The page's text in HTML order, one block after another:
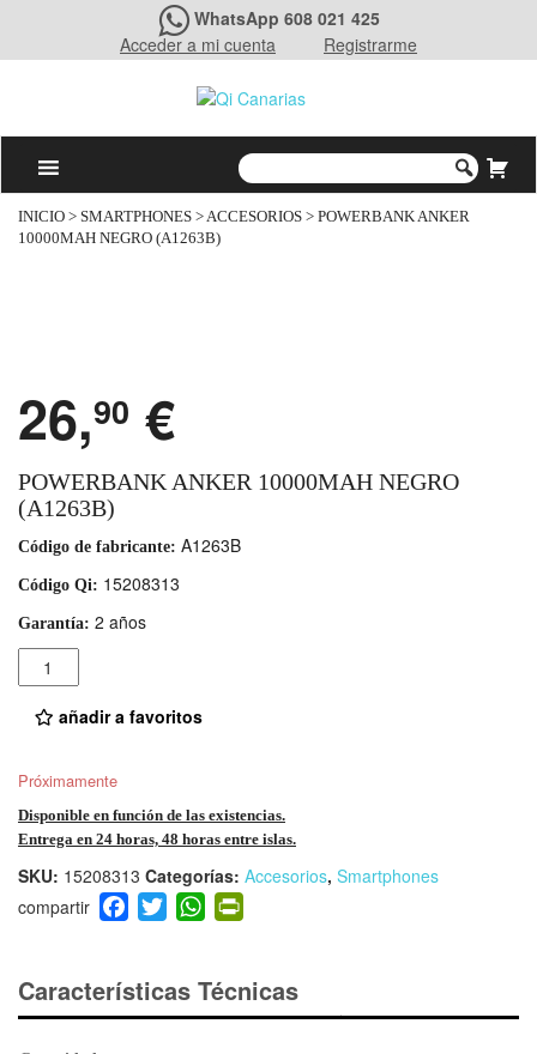
WhatsApp 608 021 425
Acceder a mi cuenta
Registrarme
INICIO > SMARTPHONES >ACCESORIOS > POWERBANK ANKER
10000MAH NEGRO (A1263B)
26,90 €
POWERBANK ANKER 10000MAH NEGRO
(A1263B)
Código de fabricante: A1263B
Código Qi: 15208313
Garantía: 2 años
Cantidad
añadir a favoritos
Próximamente
Disponible en función de las existencias.
Entrega en 24 horas, 48 horas entre islas.
SKU: 15208313 Categorías: Accesorios, Smartphones
F
a
e
b
T
wi
er
W
h
s
A
ri
e
Características Técnicas